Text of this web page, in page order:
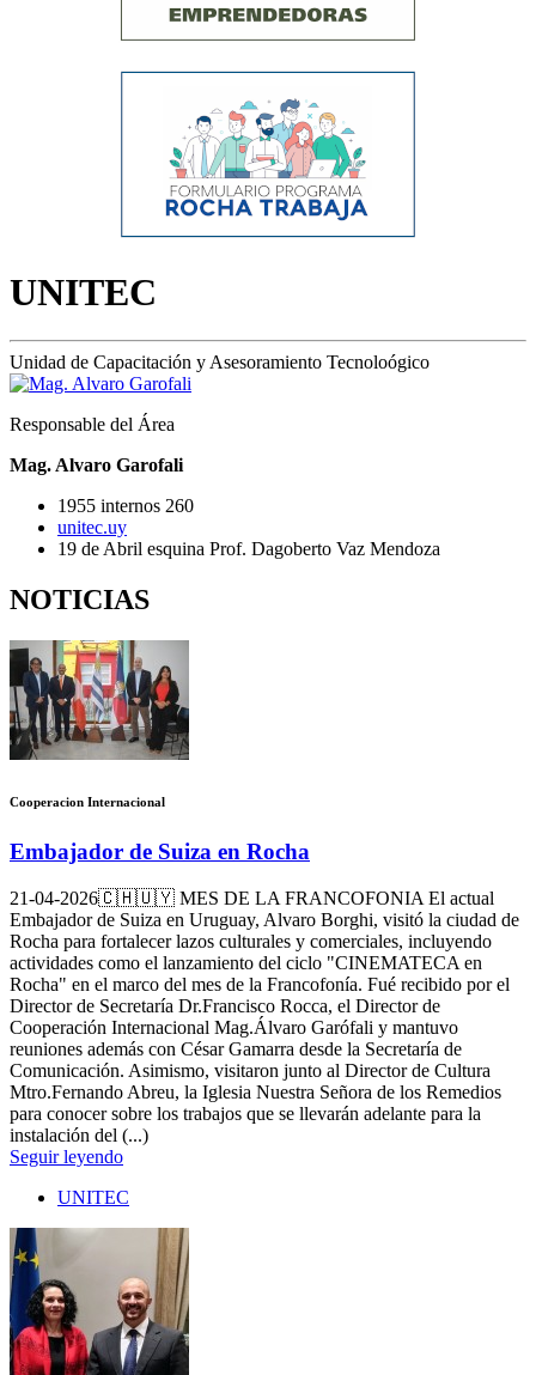
UNITEC
Unidad de Capacitación y Asesoramiento Tecnoloógico
Responsable del Área
Mag. Alvaro Garofali
1955 internos 260
unitec.uy
19 de Abril esquina Prof. Dagoberto Vaz Mendoza
NOTICIAS
Cooperacion Internacional
Embajador de Suiza en Rocha
21-04-2026🇨🇭🇺🇾 MES DE LA FRANCOFONIA El actual
Embajador de Suiza en Uruguay, Alvaro Borghi, visitó la ciudad de
Rocha para fortalecer lazos culturales y comerciales, incluyendo
actividades como el lanzamiento del ciclo "CINEMATECA en
Rocha" en el marco del mes de la Francofonía. Fué recibido por el
Director de Secretaría Dr.Francisco Rocca, el Director de
Cooperación Internacional Mag.Álvaro Garófali y mantuvo
reuniones además con César Gamarra desde la Secretaría de
Comunicación. Asimismo, visitaron junto al Director de Cultura
Mtro.Fernando Abreu, la Iglesia Nuestra Señora de los Remedios
para conocer sobre los trabajos que se llevarán adelante para la
instalación del (...)
Seguir leyendo
UNITEC